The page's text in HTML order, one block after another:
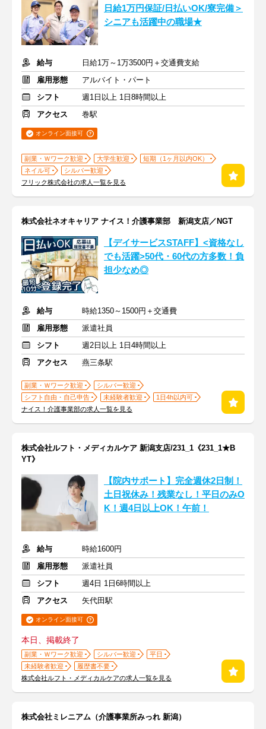
日給1万円保証/日払いOK/寮完備＞
シニアも活躍中の職場★
給与
日給1万～1万3500円＋交通費支給
雇用形態
アルバイト・パート
シフト
週1日以上 1日8時間以上
アクセス
巻駅
オンライン面接可
副業・Ｗワーク歓迎 大学生歓迎
短期（1ヶ月以内OK）
ネイル可
シルバー歓迎
フリック株式会社の求人一覧を見る
株式会社ネオキャリア ナイス！介護事業部 新潟支店／NGT
【デイサービスSTAFF】<資格なし
でも活躍>50代・60代の方多数！負
担少なめ◎
給与
時給1350～1500円＋交通費
雇用形態
派遣社員
シフト
週2日以上 1日4時間以上
アクセス
燕三条駅
副業・Ｗワーク歓迎
シルバー歓迎
シフト自由・自己申告
未経験者歓迎
1日4h以内可
ナイス！介護事業部の求人一覧を見る
株式会社ルフト・メディカルケア 新潟支店/231_1《231_1★B
YT》
【院内サポート】完全週休2日制！
土日祝休み！残業なし！平日のみO
K！週4日以上OK！午前！
給与
時給1600円
雇用形態
派遣社員
シフト
週4日 1日6時間以上
アクセス
矢代田駅
オンライン面接可
本日、掲載終了
副業・Ｗワーク歓迎 シルバー歓迎
平日
未経験者歓迎
履歴書不要
株式会社ルフト・メディカルケアの求人一覧を見る
株式会社ミレニアム（介護事業所みっれ 新潟）